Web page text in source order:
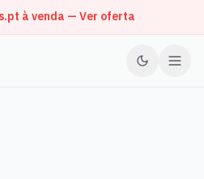
à venda — Ver oferta